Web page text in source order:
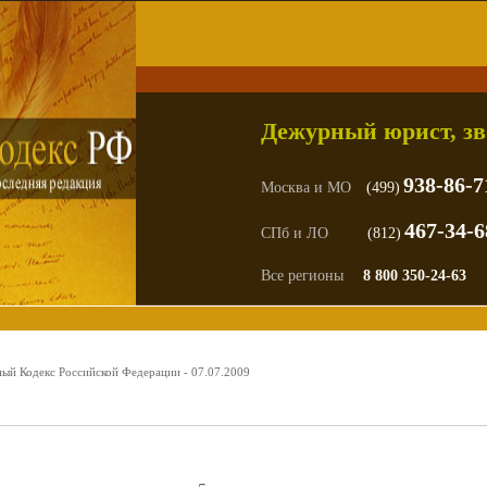
Дежурный юрист,
Москва и МО (499) 938-86-
СПб и ЛО (812) 467-34-
Все регионы 8 800 350-24-63
Кодекс Российской Федерации - 07.07.2009